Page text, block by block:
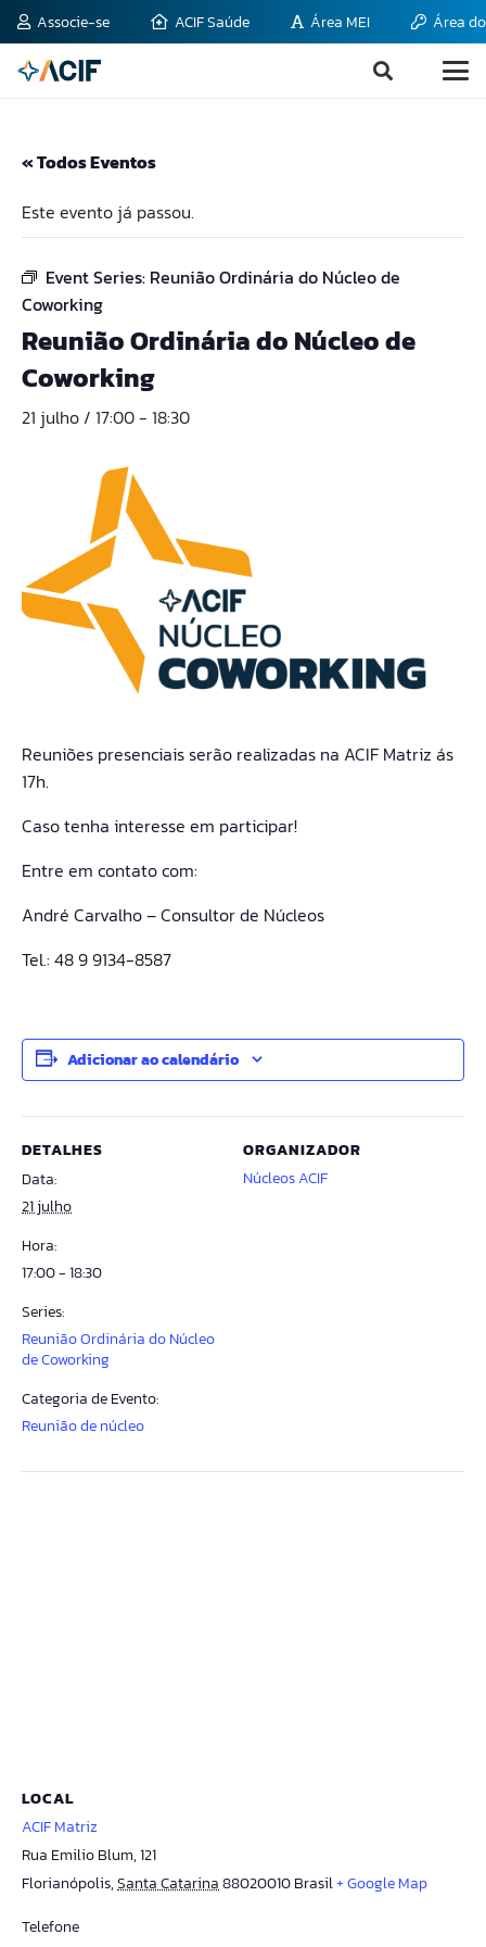
Associe-se ACIF Saúde Área MEI Área
« Todos Eventos
Este evento já passou.
Event Series: Reunião Ordinária do Núcleo de
Coworking
Reunião Ordinária do Núcleo de
Coworking
21 julho / 17:00- 18:30
Reuniões presenciais serão realizadas na ACIF Matriz ás
17h.
Caso tenha interesse em participar!
Entre em contato com:
André Carvalho – Consultor de Núcleos
Tel.: 48 9 9134-8587
Adicionar ao calendário
DETALHES
Data:
21 julho
Hora:
17:00 - 18:30
Series:
Reunião Ordinária do Núcleo
de Coworking
Categoria de Evento:
Reunião de núcleo
ORGANIZADOR
Núcleos ACIF
LOCAL
ACIF Matriz
Rua Emilio Blum, 121
Florianópolis,Santa Catarina88020010Brasil+ Google Map
Telefone